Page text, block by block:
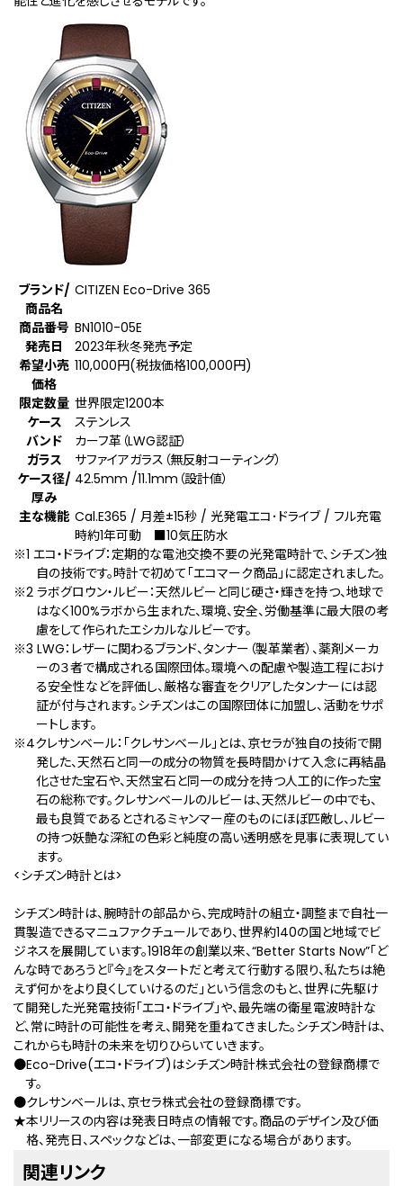
ブランド/
商品名
CITIZEN Eco-Drive 365
商品番号 BN1010-05E
発売日
2023年秋冬発売予定
希望小売
価格
110,000円(税抜価格100,000円)
限定数量 世界限定1200本
ケース
ステンレス
バンド
カーフ革（LWG認証）
ガラス
サファイアガラス（無反射コーティング）
ケース径/
厚み
42.5mm /11.1mm（設計値）
主な機能 Cal.E365 / 月差±15秒 / 光発電エコ･ドライブ / フル充電
時約1年可動 ■10気圧防水
※1 エコ・ドライブ：定期的な電池交換不要の光発電時計で、シチズン独
自の技術です。時計で初めて「エコマーク商品」に認定されました。
※2 ラボグロウン・ルビー：天然ルビーと同じ硬さ・輝きを持つ、地球で
はなく100%ラボから生まれた、環境、安全、労働基準に最大限の考
慮をして作られたエシカルなルビーです。
※3 LWG：レザーに関わるブランド、タンナー（製革業者）、薬剤メーカ
ーの３者で構成される国際団体。環境への配慮や製造工程におけ
る安全性などを評価し、厳格な審査をクリアしたタンナーには認
証が付与されます。シチズンはこの国際団体に加盟し、活動をサポ
ートします。
※4クレサンベール：「クレサンベール」とは、京セラが独自の技術で開
発した、天然石と同一の成分の物質を長時間かけて入念に再結晶
化させた宝石や、天然宝石と同一の成分を持つ人工的に作った宝
石の総称です。クレサンベールのルビーは、天然ルビーの中でも、
最も良質であるとされるミャンマー産のものにほぼ匹敵し、ルビー
の持つ妖艶な深紅の色彩と純度の高い透明感を見事に表現してい
ます。
<シチズン時計とは>
シチズン時計は、腕時計の部品から、完成時計の組立・調整まで自社一
貫製造できるマニュファクチュールであり、世界約140の国と地域でビ
ジネスを展開しています。1918年の創業以来、“Better Starts Now”「ど
んな時であろうと『今』をスタートだと考えて行動する限り、私たちは絶
えず何かをより良くしていけるのだ」という信念のもと、世界に先駆け
て開発した光発電技術「エコ・ドライブ」や、最先端の衛星電波時計な
ど、常に時計の可能性を考え、開発を重ねてきました。シチズン時計は、
これからも時計の未来を切りひらいていきます。
●Eco-Drive(エコ・ドライブ)はシチズン時計株式会社の登録商標で
す。
●クレサンベールは、京セラ株式会社の登録商標です。
★本リリースの内容は発表日時点の情報です。商品のデザイン及び価
格、発売日、スペックなどは、一部変更になる場合があります。
関連リンク